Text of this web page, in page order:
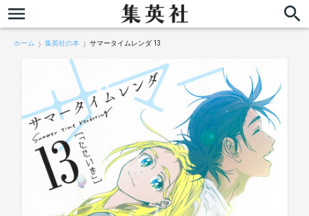
ホーム 集英社の本 サマータイムレンダ 13